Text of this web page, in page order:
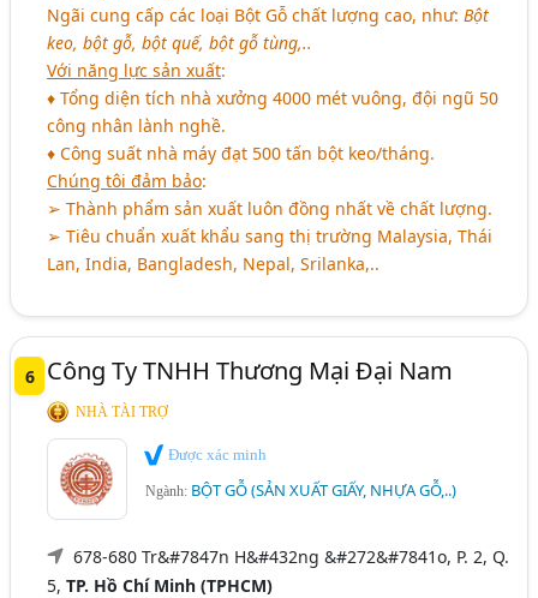
Ngãi cung cấp các loại Bột Gỗ chất lượng cao, như:Bột
keo, bột gỗ, bột quế, bột gỗ tùng,..
Với năng lực sản xuất:
♦ Tổng diện tích nhà xưởng 4000 mét vuông, đội ngũ 50
công nhân lành nghề.
♦ Công suất nhà máy đạt 500 tấn bột keo/tháng.
Chúng tôi đảm bảo:
➢ Thành phẩm sản xuất luôn đồng nhất về chất lượng.
➢ Tiêu chuẩn xuất khẩu sang thị trường Malaysia, Thái
Lan, India, Bangladesh, Nepal, Srilanka,..
6 Công Ty TNHH Thương Mại Đại Nam
NHÀ TÀI TRỢ
Được xác minh
Ngành: BỘT GỖ (SẢN XUẤT GIẤY, NHỰA GỖ,..)
678-680 Tr&#7847n H&#432ng &#272&#7841o, P. 2, Q.
5,TP. Hồ Chí Minh (TPHCM)